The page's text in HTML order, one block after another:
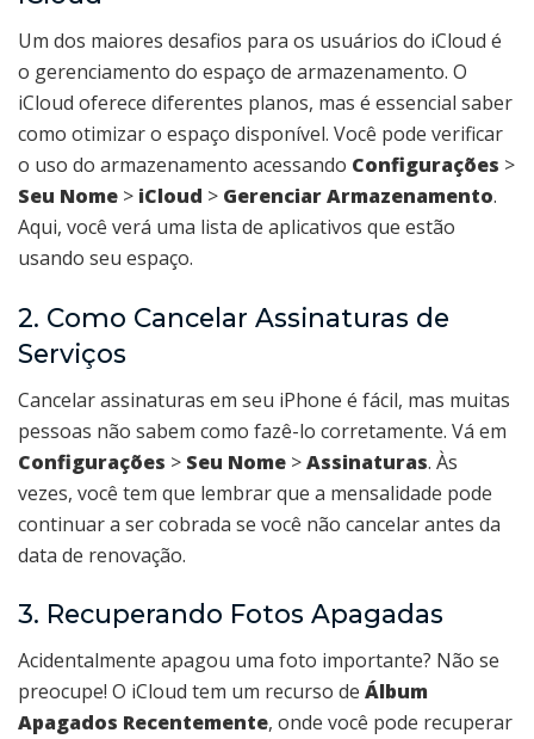
Um dos maiores desafios para os usuários do iCloud é
o gerenciamento do espaço de armazenamento. O
iCloud oferece diferentes planos, mas é essencial saber
como otimizar o espaço disponível. Você pode verificar
o uso do armazenamento acessando Configurações >
Seu Nome > iCloud > Gerenciar Armazenamento.
Aqui, você verá uma lista de aplicativos que estão
usando seu espaço.
2. Como Cancelar Assinaturas de
Serviços
Cancelar assinaturas em seu iPhone é fácil, mas muitas
pessoas não sabem como fazê-lo corretamente. Vá em
Configurações > Seu Nome >Assinaturas. Às
vezes, você tem que lembrar que a mensalidade pode
continuar a ser cobrada se você não cancelar antes da
data de renovação.
3. Recuperando Fotos Apagadas
Acidentalmente apagou uma foto importante? Não se
preocupe! O iCloud tem um recurso de Álbum
Apagados Recentemente, onde você pode recuperar